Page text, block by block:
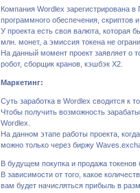
Компания Wordlex зарегистрирована в
программного обеспечения, скриптов
У проекта есть своя валюта, которая
млн. монет, а эмиссия токена не
На данный момент проект заявляет о
робот, сборщик кранов, кэшбэк Х2.
Маркетинг:
Суть заработка в Wordlex сводится к
Чтобы получить возможность
Wordlex.
На данном этапе работы проекта,
можно только через биржу
В будущем покупка и продажа токенов
В зависимости от того, какое
вам будет начисляться прибыль в